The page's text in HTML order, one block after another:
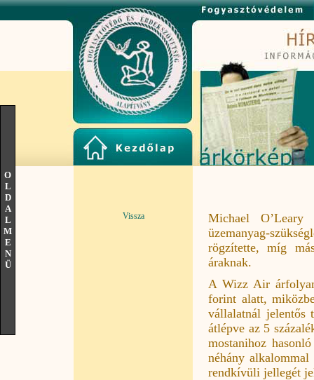
O
L
D
A
L
M
E
N
Ü
Vissza
Michael
üzemanyag-
rögzítette, míg
áraknak.
A Wizz Air
forint alatt,
vállalatnál jelentős
átlépve az 5
mostanihoz
néhány
rendkívüli jellegét